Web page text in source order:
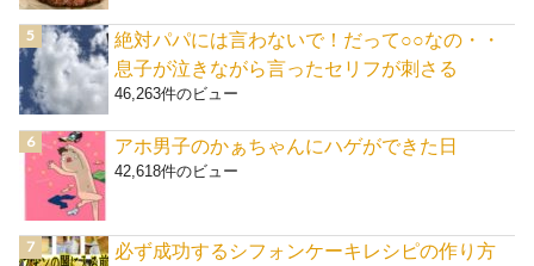
絶対パパには言わないで！だって○○なの・・
息子が泣きながら言ったセリフが刺さる
46,263件のビュー
アホ男子のかぁちゃんにハゲができた日
42,618件のビュー
必ず成功するシフォンケーキレシピの作り方